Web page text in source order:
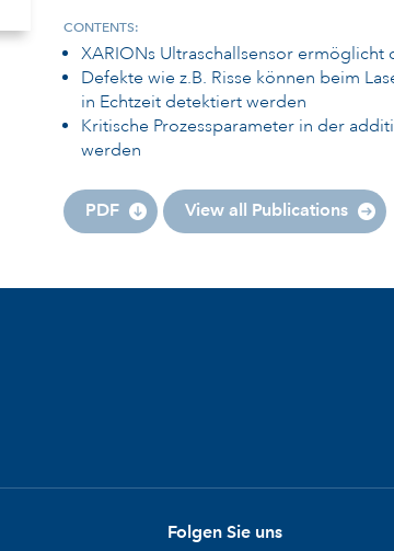
CONTENTS:
XARIONs Ultraschallsensor
Defekte wie z.B. Risse können beim
in Echtzeit detektiert werden
Kritische Prozessparameter in der
werden
PDF View all Publications
Folgen Sie uns